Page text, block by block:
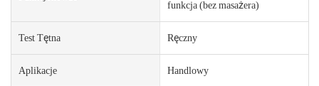
funkcja (bez masażera)
Test Tętna Ręczny
Aplikacje Handlowy